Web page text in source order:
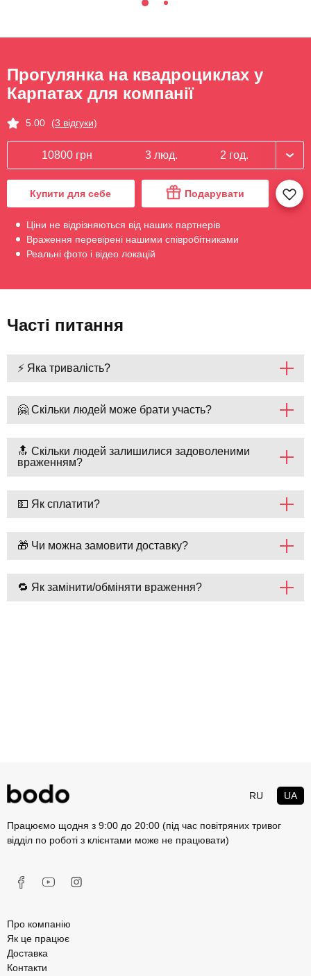
Прогулянка на квадроциклах у
Карпатах для компанії
5.00 (3 відгуки)
10800 грн 3 люд. 2 год.
Купити для себе Подарувати
Ціни не відрізняються від наших партнерів
Враження перевірені нашими співробітниками
Реальні фото і відео локацій
Часті питання
⚡ Яка тривалість?
🤗 Скільки людей може брати участь?
🔝 Скільки людей залишилися задоволеними
враженням?
💵 Як сплатити?
🎁 Чи можна замовити доставку?
🔁 Як замінити/обміняти враження?
RU UA
Працюємо щодня з 9:00 до 20:00 (під час повітряних тривог
відділ по роботі з клієнтами може не працювати)
Про компанію
Як це працює
Доставка
Контакти